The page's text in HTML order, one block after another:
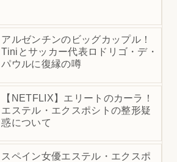
アルゼンチンのビッグカップル！
Tiniとサッカー代表ロドリゴ・デ・
パウルに復縁の噂
【NETFLIX】エリートのカーラ！
エステル・エクスポシトの整形疑
惑について
スペイン女優エステル・エクスポ